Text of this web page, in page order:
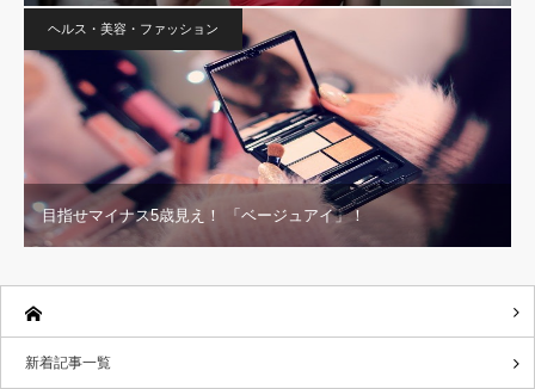
ヘルス・美容・ファッション
目指せマイナス5歳見え！ 「ベージュアイ」！
新着記事一覧